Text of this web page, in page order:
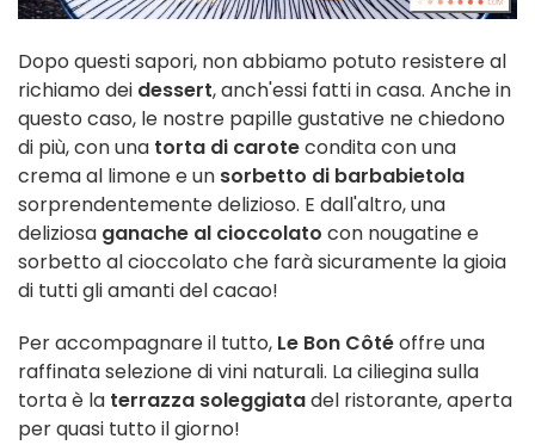
Dopo questi sapori, non abbiamo potuto resistere al
richiamo dei dessert, anch'essi fatti in casa. Anche in
questo caso, le nostre papille gustative ne chiedono
di più, con una torta di carotecondita con una
crema al limone e un sorbetto di barbabietola
sorprendentemente delizioso. E dall'altro, una
deliziosa ganache al cioccolato con nougatine e
sorbetto al cioccolato che farà sicuramente la gioia
di tutti gli amanti del cacao!
Per accompagnare il tutto, Le Bon Côtéoffre una
raffinata selezione di vini naturali. La ciliegina sulla
torta è la terrazza soleggiatadel ristorante, aperta
per quasi tutto il giorno!